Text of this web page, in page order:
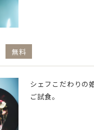
無料
シェフこだわりの
ご試食。